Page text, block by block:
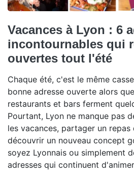
Vacances à Lyon : 6
incontournables qui
ouvertes tout l'été
Chaque été, c'est le même
bonne adresse ouverte alors
restaurants et bars ferment
Pourtant, Lyon ne manque pas
les vacances, partager un repas
découvrir un nouveau concept
soyez Lyonnais ou simplement
adresses qui continuent